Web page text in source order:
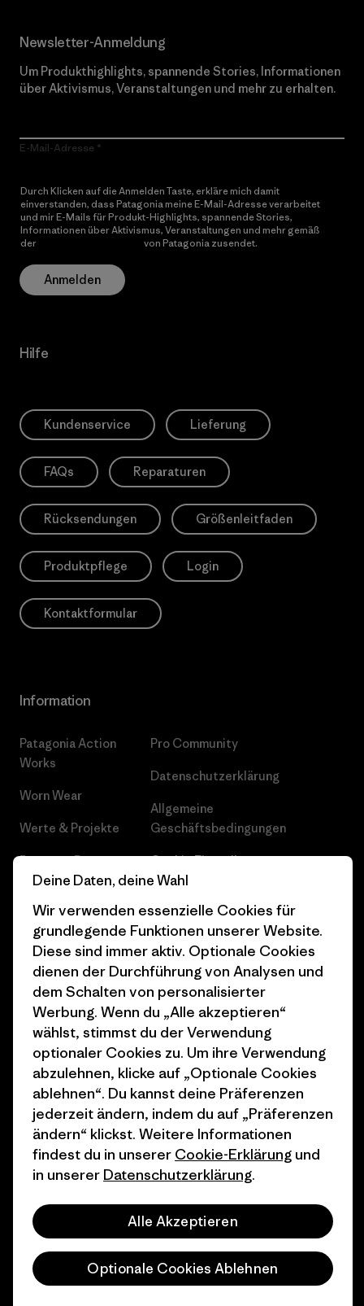
Newsletter-Anmeldung
Um Produkthighlights, spannende Stories, Informationen
über Aktivismus, Veranstaltungen und mehr zu erhalten.
E-Mail-Adresse
Durch Klicken auf die Anmelden Taste, erkläre mich damit
einverstanden, dass Patagonia meine E-Mail-Adresse verarbeitet
und mir E-Mails für Produkt-Highlights, spannende Stories,
Informationen über Aktivismus, Veranstaltungen und mehr gemäß
der
von Patagonia zusendet.
Anmelden
Hilfe
Kundenservice Lieferung
FAQs Reparaturen
Rücksendungen Größenleitfaden
Produktpflege Login
Kontaktformular
Information
Patagonia Action
Works
Worn Wear
Werte & Projekte
Progress Report
Business Unusual
Klimaziele
1% For The Planet
Wie wir finanzieren
Geschenkgutscheine
Stores in deiner Nähe
Pro Community
Datenschutzerklärung
Allgemeine
Geschäftsbedingungen
Cookie Einstellungen
Pressekontakt
Industry program
Affiliate-Programm
Patagonia Schweiz
Seitenverzeichnis
© 2026 Patagonia, Inc. All Rights Reserved.
Deutsch
Deine Daten, deine Wahl
Wir verwenden essenzielle Cookies für
grundlegende Funktionen unserer Website.
Diese sind immer aktiv. Optionale Cookies
dienen der Durchführung von Analysen und
dem Schalten von personalisierter
Werbung. Wenn du „Alle akzeptieren“
wählst, stimmst du der Verwendung
optionaler Cookies zu. Um ihre Verwendung
abzulehnen, klicke auf „Optionale Cookies
ablehnen“. Du kannst deine Präferenzen
jederzeit ändern, indem du auf „Präferenzen
ändern“ klickst. Weitere Informationen
findest du in unserer Cookie-Erklärung und
in unserer Datenschutzerklärung.
Alle Akzeptieren
Optionale Cookies Ablehnen